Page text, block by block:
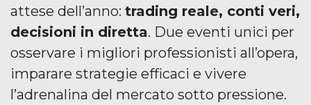
attese dell’anno: trading reale, conti veri,
decisioni in diretta. Due eventi unici per
osservare i migliori professionisti all’opera,
imparare strategie efficaci e vivere
l’adrenalina del mercato sotto pressione.